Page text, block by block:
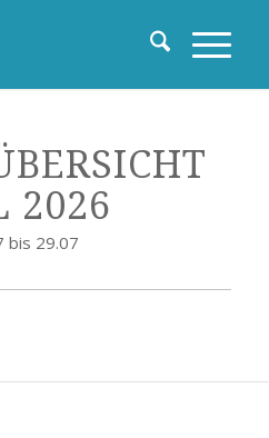
2026
bis 29.07